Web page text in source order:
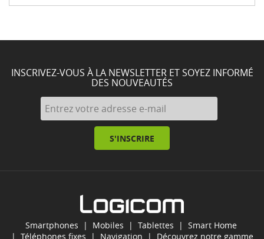
INSCRIVEZ-VOUS À LA NEWSLETTER ET SOYEZ INFORMÉ
DES NOUVEAUTÉS
S'INSCRIRE
Smartphones | Mobiles | Tablettes | Smart Home
| Téléphones fixes | Navigation | Découvrez notre gamme